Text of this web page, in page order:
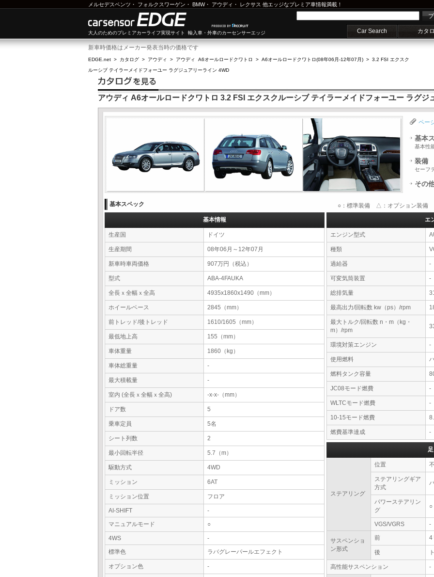
メルセデスベンツ ・ フォルクスワーゲン ・ BMW・ アウディ ・ レクサス 他エッジなプレミア車情報満載！
大人のためのプレミアカーライフ実現サイト 輸入車・外車のカーセンサーエッジ Car Search カタ
新車時価格はメーカー発表当時の価格です
EDGE.net > カタログ > アウディ > アウディ A6オールロードクワトロ > A6オールロードクワトロ(08年06月-12年07月) > 3.2 FSI エクスク
ルーシブ テイラーメイドフォーユー ラグジュアリーライン 4WD
アウディ A6オールロードクワトロ 3.2 FSI エクスクルーシブ テイラーメイドフォーユー ラグジ
ペー
基本
基本性
装備
セーフ
その
基本スペック ○：標準装備 △：オプション装備 -
基本情報
生産国 ドイツ
生産期間 08年06月～12年07月
新車時車両価格 907万円（税込）
型式 ABA-4FAUKA
全長ｘ全幅ｘ全高 4935x1860x1490（mm）
ホイールベース 2845（mm）
前トレッド/後トレッド 1610/1605（mm）
最低地上高 155（mm）
車体重量 1860（kg）
車体総重量 -
最大積載量 -
室内 (全長ｘ全幅ｘ全高) -x-x-（mm）
ドア数 5
乗車定員 5名
シート列数 2
最小回転半径 5.7（m）
駆動方式 4WD
ミッション 6AT
ミッション位置 フロア
AI-SHIFT
-
マニュアルモード
○
4WS
-
標準色
ラバグレーパールエフェクト
オプション色 -
エ
エンジン型式
種類
過給器 -
可変気筒装置 -
総排気量
最高出力/回転数 kw（ps）/rpm
最大トルク/回転数 n・m（kg・
m）/rpm
環境対策エンジン -
使用燃料
燃料タンク容量
JC08モード燃費 -
WLTCモード燃費 -
10-15モード燃費
燃費基準達成 -
ステアリング
位置
ステアリングギア
方式
パワーステアリン
グ
○
VGS/VGRS -
サスペンショ
ン形式
前 4
後
高性能サスペンション -